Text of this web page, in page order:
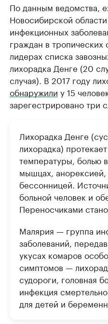
По данным ведомства,
Новосибирской
инфекционных
граждан в тропических
лидерах списка
лихорадка Денге (20
случая). В 2017 году
обнаружили у 15
зарегестрировано три
Лихорадка Денге
лихорадка)
температуры, болью
мышцах, анорексией,
бессонницей.
больной человек и
Переносчиками
Малярия — группа
заболеваний,
укусах комаров
симптомов —
судороги, головная
инфекция
для детей и